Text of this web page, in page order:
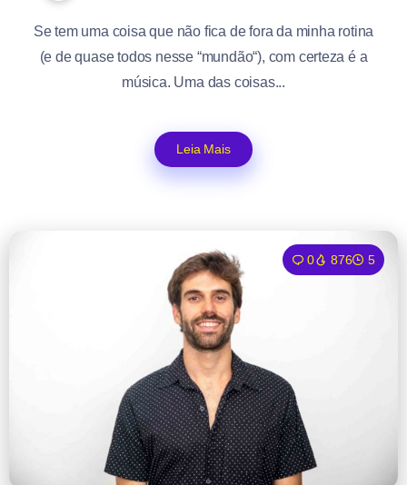
Se tem uma coisa que não fica de fora da minha rotina
(e de quase todos nesse “mundão“), com certeza é a
música. Uma das coisas...
Leia Mais
0 876 5